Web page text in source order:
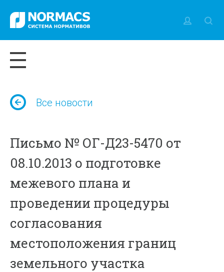
Все новости
Письмо № ОГ-Д23-5470 от
08.10.2013 о подготовке
межевого плана и
проведении процедуры
согласования
местоположения границ
земельного участка